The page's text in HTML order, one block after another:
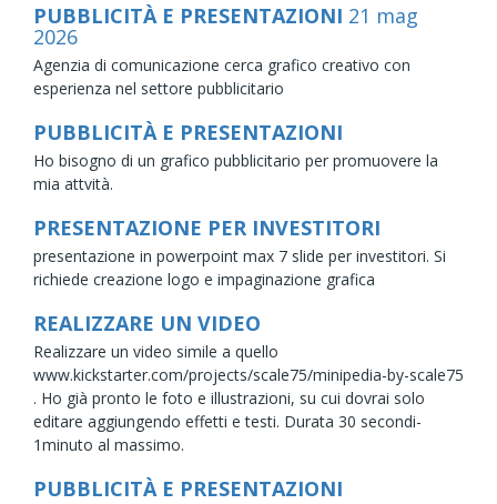
PUBBLICITÀ E PRESENTAZIONI 21 mag
2026
Agenzia di comunicazione cerca grafico creativo con
esperienza nel settore pubblicitario
PUBBLICITÀ E PRESENTAZIONI
Ho bisogno di un grafico pubblicitario per promuovere la
mia attvità.
PRESENTAZIONE PER INVESTITORI
presentazione in powerpoint max 7 slide per investitori. Si
richiede creazione logo e impaginazione grafica
REALIZZARE UN VIDEO
Realizzare un video simile a quello
www.kickstarter.com/projects/scale75/minipedia-by-scale75
. Ho già pronto le foto e illustrazioni, su cui dovrai solo
editare aggiungendo effetti e testi. Durata 30 secondi-
1minuto al massimo.
PUBBLICITÀ E PRESENTAZIONI